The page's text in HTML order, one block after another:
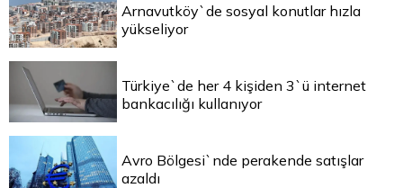
Arnavutköy`de sosyal konutlar hızla
yükseliyor
Türkiye`de her 4 kişiden 3`ü internet
bankacılığı kullanıyor
Avro Bölgesi`nde perakende satışlar
azaldı